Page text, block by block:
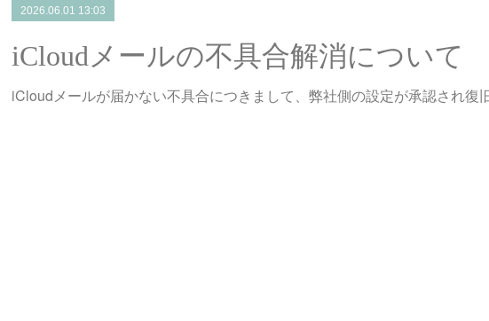
2026.06.01 13:03
iCloudメールの不具合解消について
iCloudメールが届かない不具合につきまして、弊社側の設定が承認され復